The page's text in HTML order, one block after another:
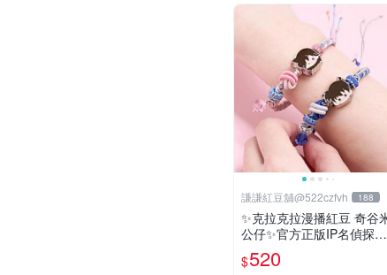
謙謙紅豆舖@522czfvh 188
✨克拉克拉漫播紅豆 奇谷米
公仔✨官方正版IP名偵探柯
南手繩共六款
$520